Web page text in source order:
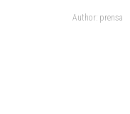
Author: prensa